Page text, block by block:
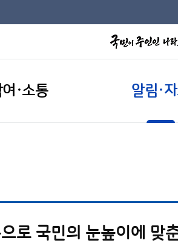
여·소통 알림·
로 국민의 눈높이에 맞